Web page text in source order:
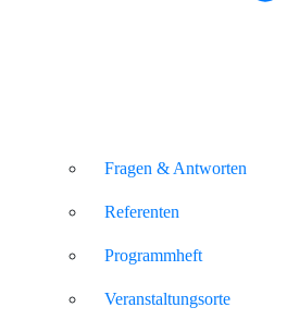
Fragen & Antworten
Referenten
Programmheft
Veranstaltungsorte